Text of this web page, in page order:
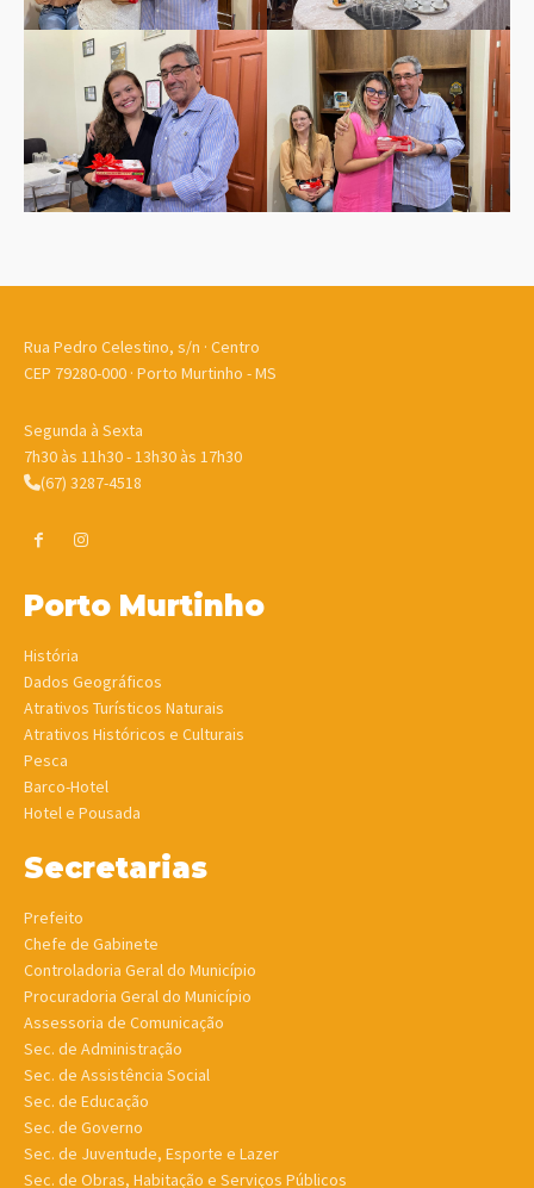
Rua Pedro Celestino, s/n · Centro
CEP 79280-000 · Porto Murtinho - MS
Segunda à Sexta
7h30 às 11h30 - 13h30 às 17h30
(67) 3287-4518
Porto Murtinho
História
Dados Geográficos
Atrativos Turísticos Naturais
Atrativos Históricos e Culturais
Pesca
Barco-Hotel
Hotel e Pousada
Secretarias
Prefeito
Chefe de Gabinete
Controladoria Geral do Município
Procuradoria Geral do Município
Assessoria de Comunicação
Sec. de Administração
Sec. de Assistência Social
Sec. de Educação
Sec. de Governo
Sec. de Juventude, Esporte e Lazer
Sec. de Obras, Habitação e Serviços Públicos